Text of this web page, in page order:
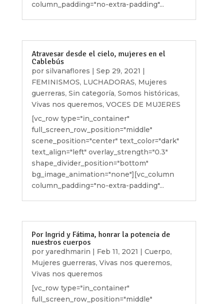
column_padding="no-extra-padding"...
Atravesar desde el cielo, mujeres en el
Cablebús
por silvanaflores | Sep 29, 2021 |
FEMINISMOS, LUCHADORAS, Mujeres
guerreras, Sin categoría, Somos históricas,
Vivas nos queremos, VOCES DE MUJERES
[vc_row type="in_container"
full_screen_row_position="middle"
scene_position="center" text_color="dark"
text_align="left" overlay_strength="0.3"
shape_divider_position="bottom"
bg_image_animation="none"][vc_column
column_padding="no-extra-padding"...
Por Ingrid y Fátima, honrar la potencia de
nuestros cuerpos
por yaredhmarin | Feb 11, 2021 | Cuerpo,
Mujeres guerreras, Vivas nos queremos,
Vivas nos queremos
[vc_row type="in_container"
full_screen_row_position="middle"